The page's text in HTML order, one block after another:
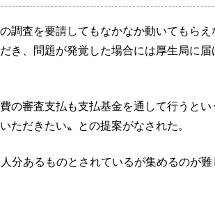
調査を要請してもなかなか動いてもらえ
き、問題が発覚した場合には厚生局に届
の審査支払も支払基金を通して行うとい
だきたい〟との提案がなされた。
分あるものとされているが集めるのが